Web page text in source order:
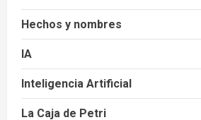
Hechos y nombres
IA
Inteligencia Artificial
La Caja de Petri